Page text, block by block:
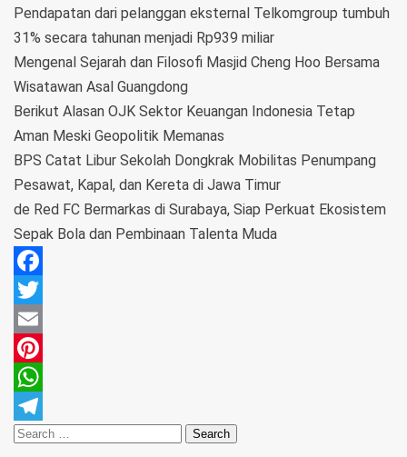
Pendapatan dari pelanggan eksternal Telkomgroup tumbuh
31% secara tahunan menjadi Rp939 miliar
Mengenal Sejarah dan Filosofi Masjid Cheng Hoo Bersama
Wisatawan Asal Guangdong
Berikut Alasan OJK Sektor Keuangan Indonesia Tetap
Aman Meski Geopolitik Memanas
BPS Catat Libur Sekolah Dongkrak Mobilitas Penumpang
Pesawat, Kapal, dan Kereta di Jawa Timur
de Red FC Bermarkas di Surabaya, Siap Perkuat Ekosistem
Sepak Bola dan Pembinaan Talenta Muda
Facebook
Twitter
Email
Pinterest
WhatsApp
Telegram